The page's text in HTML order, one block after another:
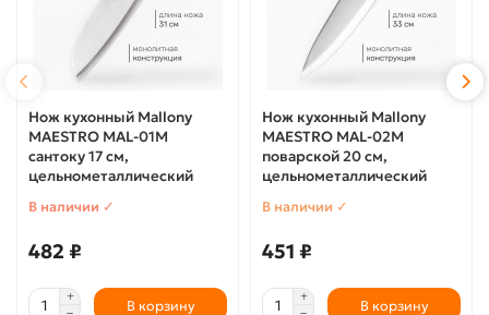
Нож кухонный Mallony
MAESTRO MAL-01M
сантоку 17 см,
цельнометаллический
В наличии ✓
482 ₽
В корзину
Нож кухонный Mallony
MAESTRO MAL-02M
поварской 20 см,
цельнометаллический
В наличии ✓
451 ₽
В корзину